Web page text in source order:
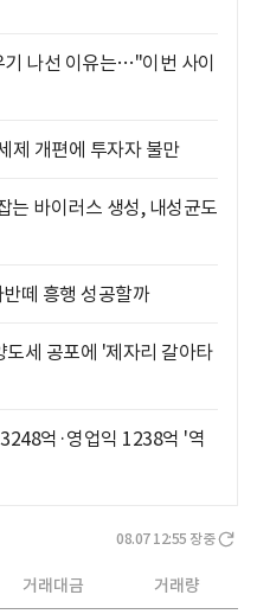
나선 이유는…"이번 사이
제 개편에 투자자 불만
는 바이러스 생성, 내성균도
떼 흥행 성공할까
세 공포에 '제자리 갈아타
억·영업익 1238억 '역
08.07 12:55 장중
거래대금 거래량